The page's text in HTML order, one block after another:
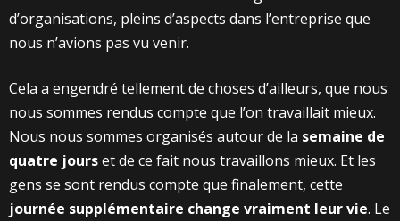
d’organisations, pleins d’aspects dans l’entreprise que
nous n’avions pas vu venir.
Cela a engendré tellement de choses d’ailleurs, que nous
nous sommes rendus compte que l’on travaillait mieux.
Nous nous sommes organisés autour de la semaine de
quatre jourset de ce fait nous travaillons mieux. Et les
gens se sont rendus compte que finalement, cette
journée supplémentaire change vraiment leur vie. Le